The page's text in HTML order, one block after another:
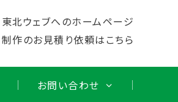
お問い合わせ